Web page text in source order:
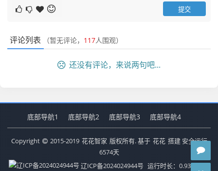
评论列表 （暂无评论， 117人围观）
还没有评论，来说两句吧...
底部导航1 底部导航2 底部导航3 底部导航4
Copyright 2015-2019 花花智家 版权所有. 基于 花花 搭建 安全运行
6574天
辽ICP备2024024944号 运行时长：0.939秒